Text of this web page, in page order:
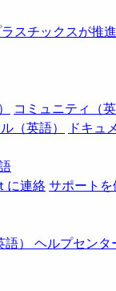
スチックスが推
コミュニティ（英
（英語）
ドキュ
に連絡サポートを
） ヘルプセンタ